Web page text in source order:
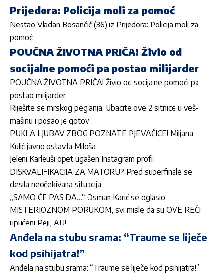
Prijedora: Policija moli za pomoć
Nestao Vladan Bosančić (36) iz Prijedora: Policija moli za
pomoć
POUČNA ŽIVOTNA PRIČA! Živio od
socijalne pomoći pa postao milijarder
POUČNA ŽIVOTNA PRIČA! Živio od socijalne pomoći pa
postao milijarder
Riješite se mrskog peglanja: Ubacite ove 2 sitnice u veš-
mašinu i posao je gotov
PUKLA LJUBAV ZBOG POZNATE PJEVAČICE! Miljana
Kulić javno ostavila Miloša
Jeleni Karleuši opet ugašen Instagram profil
DISKVALIFIKACIJA ZA MATORU? Pred superfinale se
desila neočekivana situacija
„SAMO ĆE PAS DA…“ Osman Karić se oglasio
MISTERIOZNOM PORUKOM, svi misle da su OVE REČI
upućeni Peji, AU!
Anđela na stubu srama: “Traume se liječe
kod psihijatra!”
Anđela na stubu srama: “Traume se liječe kod psihijatra!”